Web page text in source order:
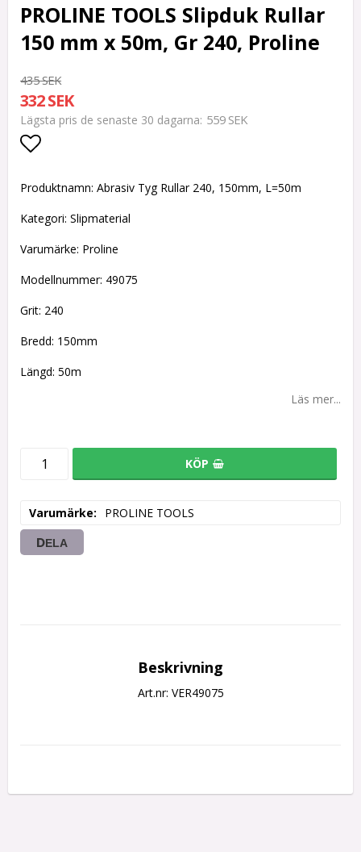
PROLINE TOOLS Slipduk Rullar
150 mm x 50m, Gr 240, Proline
435 SEK
332 SEK
Lägsta pris de senaste 30 dagarna 559 SEK
Produktnamn: Abrasiv Tyg Rullar 240, 150mm, L=50m
Kategori: Slipmaterial
Varumärke: Proline
Modellnummer: 49075
Grit: 240
Bredd: 150mm
Längd: 50m
Läs mer...
KÖP
Varumärke PROLINE TOOLS
DELA
Beskrivning
Art.nr: VER49075